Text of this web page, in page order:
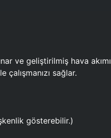
ve geliştirilmiş hava akımı
sağlar.
gösterebilir.)